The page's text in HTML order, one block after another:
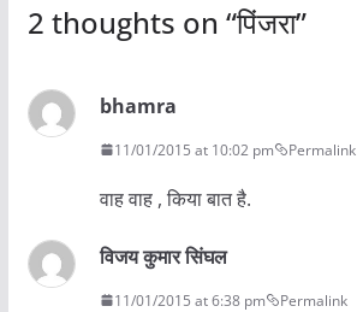
2 thoughts on “पिंजरा”
bhamra
11/01/2015 at 10:02 pm Permalink
वाह वाह , किया बात है.
विजय कुमार सिंघल
11/01/2015 at 6:38 pm Permalink